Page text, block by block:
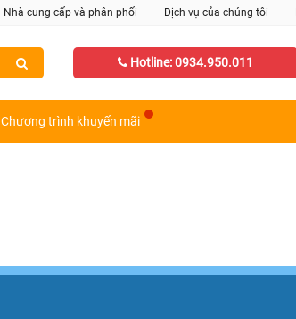
Nhà cung cấp và phân phối Dịch vụ của chúng tôi
Hotline: 0934.950.011
Chương trình khuyến mãi